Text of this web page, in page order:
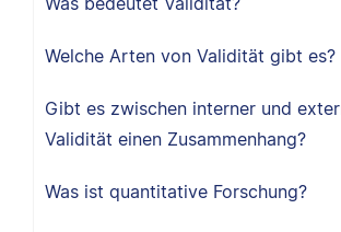
Welche Arten von Validität gibt es?
Gibt es zwischen interner und
Validität einen Zusammenhang?
Was ist quantitative Forschung?